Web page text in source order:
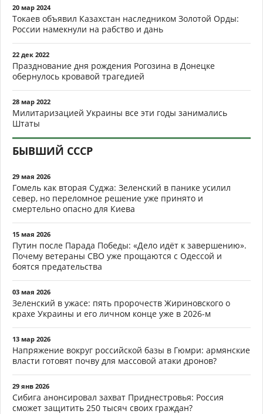
20 мар 2024
Токаев объявил Казахстан наследником Золотой Орды:
России намекнули на рабство и дань
22 дек 2022
Празднование дня рождения Рогозина в Донецке
обернулось кровавой трагедией
28 мар 2022
Милитаризацией Украины все эти годы занимались
Штаты
БЫВШИЙ СССР
29 мая 2026
Гомель как вторая Суджа: Зеленский в панике усилил
север, но переломное решение уже принято и
смертельно опасно для Киева
15 мая 2026
Путин после Парада Победы: «Дело идёт к завершению».
Почему ветераны СВО уже прощаются с Одессой и
боятся предательства
03 мая 2026
Зеленский в ужасе: пять пророчеств Жириновского о
крахе Украины и его личном конце уже в 2026-м
13 мар 2026
Напряжение вокруг российской базы в Гюмри: армянские
власти готовят почву для массовой атаки дронов?
29 янв 2026
Сибига анонсировал захват Приднестровья: Россия
сможет защитить 250 тысяч своих граждан?